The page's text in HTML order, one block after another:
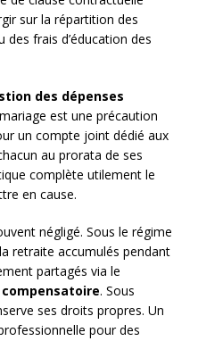
sur la répartition des
frais d’éducation des
des dépenses
est une précaution
un compte joint dédié aux
au prorata de ses
complète utilement le
en cause.
négligé. Sous le régime
retraite accumulés pendant
partagés via le
. Sous
ses droits propres. Un
pour des